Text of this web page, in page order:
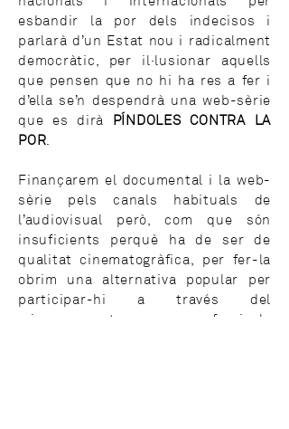
esbandir la por dels indecisos i
parlarà d’un Estat nou i radicalment
democràtic, per il·lusionar aquells
que pensen que no hi ha res a fer i
d’ella se’n despendrà una web-sèrie
que es dirà PÍNDOLES CONTRA LA
POR.
Finançarem el documental i la web-
sèrie pels canals habituals de
l’audiovisual però, com que són
insuficients perquè ha de ser de
qualitat cinematogràfica, per fer-la
obrim una alternativa popular per
participar-hi a través del
micromecenatge que ens ofereix la